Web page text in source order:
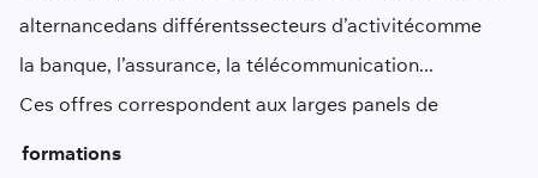
alternancedans différentssecteurs d’activitécomme
la banque, l’assurance, la télécommunication...
Ces offres correspondent aux larges panels de
formations